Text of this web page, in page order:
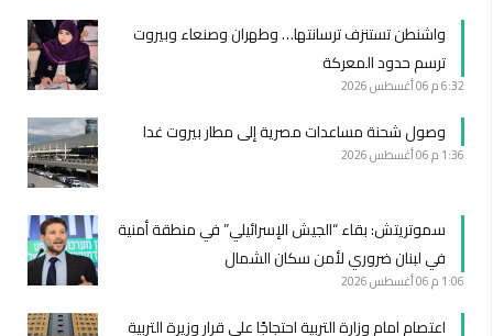
واشنطن تستنزف ترسانتها… وطهران وصنعاء وبيروت
ترسم حدود المعركة
6:32 م 06 أغسطس 2026
وصول شحنة مساعدات مصرية إلى مطار بيروت غدا
1:36 م 06 أغسطس 2026
سموتريتش: بقاء “الجيش الإسرائيلي” في منطقة أمنية
في لبنان ضروري لأمن سكان الشمال
1:06 م 06 أغسطس 2026
اعتصام امام وزارة التربية احتجاجًا على قرار وزيرة التربية